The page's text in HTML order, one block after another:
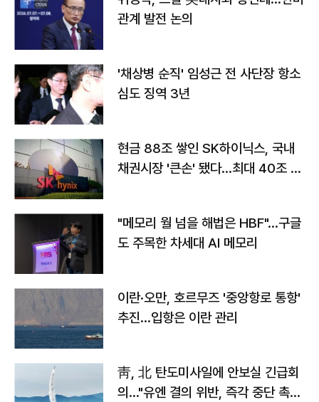
관계 발전 논의
'채상병 순직' 임성근 전 사단장 항소
심도 징역 3년
현금 88조 쌓인 SK하이닉스, 국내
채권시장 '큰손' 됐다…최대 40조 투
"메모리 월 넘을 해법은 HBF"…구글
도 주목한 차세대 AI 메모리
이란·오만, 호르무즈 '중앙항로 통항'
추진…입항은 이란 관리
靑, 北 탄도미사일에 안보실 긴급회
의…"유엔 결의 위반, 즉각 중단 촉